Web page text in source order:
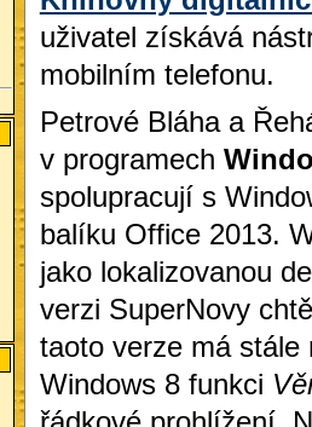
uživatel získává
mobilním telefonu.
Petrové Bláha a
v programech
spolupracují s
balíku Office 2013.
jako lokalizovanou
verzi SuperNovy
taoto verze má stále
Windows 8 funkci